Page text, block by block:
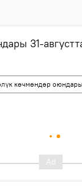
31-
көчмөндөр оюндары